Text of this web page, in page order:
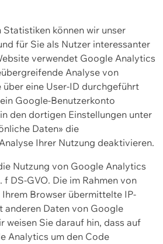
Statistiken können wir unser
für Sie als Nutzer interessanter
verwendet Google Analytics
Analyse von
über eine User-ID durchgeführt
Google-Benutzerkonto
den dortigen Einstellungen unter
Daten» die
Ihrer Nutzung deaktivieren.
Nutzung von Google Analytics
f DS-GVO. Die im Rahmen von
Browser übermittelte IP-
anderen Daten von Google
weisen Sie darauf hin, dass auf
Analytics um den Code